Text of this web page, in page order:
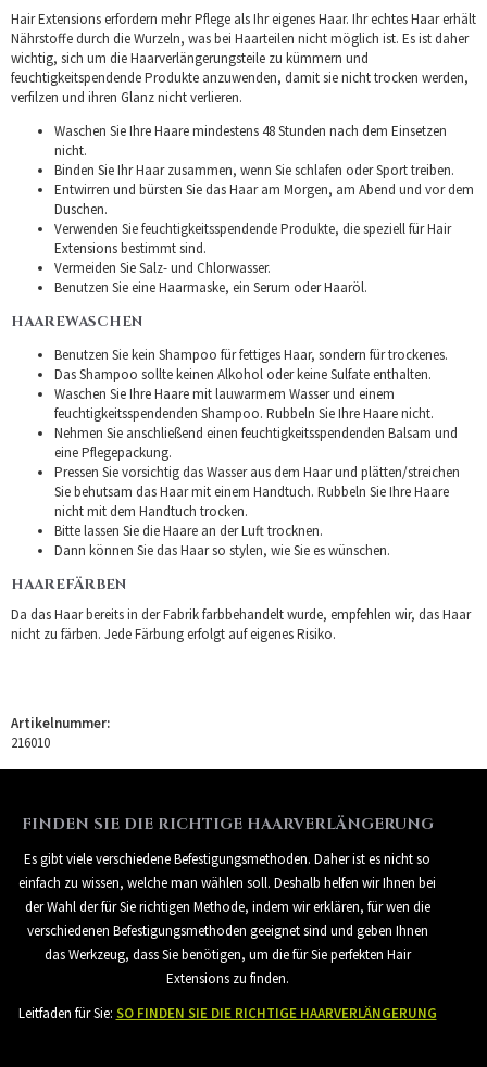
Hair Extensions erfordern mehr Pflege als Ihr eigenes Haar. Ihr echtes Haar erhält
Nährstoffe durch die Wurzeln, was bei Haarteilen nicht möglich ist. Es ist daher
wichtig, sich um die Haarverlängerungsteile zu kümmern und
feuchtigkeitspendende Produkte anzuwenden, damit sie nicht trocken werden,
verfilzen und ihren Glanz nicht verlieren.
Waschen Sie Ihre Haare mindestens 48 Stunden nach dem Einsetzen
nicht.
Binden Sie Ihr Haar zusammen, wenn Sie schlafen oder Sport treiben.
Entwirren und bürsten Sie das Haar am Morgen, am Abend und vor dem
Duschen.
Verwenden Sie feuchtigkeitsspendende Produkte, die speziell für Hair
Extensions bestimmt sind.
Vermeiden Sie Salz- und Chlorwasser.
Benutzen Sie eine Haarmaske, ein Serum oder Haaröl.
HAAREWASCHEN
Benutzen Sie kein Shampoo für fettiges Haar, sondern für trockenes.
Das Shampoo sollte keinen Alkohol oder keine Sulfate enthalten.
Waschen Sie Ihre Haare mit lauwarmem Wasser und einem
feuchtigkeitsspendenden Shampoo. Rubbeln Sie Ihre Haare nicht.
Nehmen Sie anschließend einen feuchtigkeitsspendenden Balsam und
eine Pflegepackung.
Pressen Sie vorsichtig das Wasser aus dem Haar und plätten/streichen
Sie behutsam das Haar mit einem Handtuch. Rubbeln Sie Ihre Haare
nicht mit dem Handtuch trocken.
Bitte lassen Sie die Haare an der Luft trocknen.
Dann können Sie das Haar so stylen, wie Sie es wünschen.
HAAREFÄRBEN
Da das Haar bereits in der Fabrik farbbehandelt wurde, empfehlen wir, das Haar
nicht zu färben. Jede Färbung erfolgt auf eigenes Risiko.
Artikelnummer:
216010
FINDEN SIE DIE RICHTIGE HAARVERLÄNGERUNG
Es gibt viele verschiedene Befestigungsmethoden. Daher ist es nicht so
einfach zu wissen, welche man wählen soll. Deshalb helfen wir Ihnen bei
der Wahl der für Sie richtigen Methode, indem wir erklären, für wen die
verschiedenen Befestigungsmethoden geeignet sind und geben Ihnen
das Werkzeug, dass Sie benötigen, um die für Sie perfekten Hair
Extensions zu finden.
Leitfaden für Sie: SO FINDEN SIE DIE RICHTIGE HAARVERLÄNGERUNG